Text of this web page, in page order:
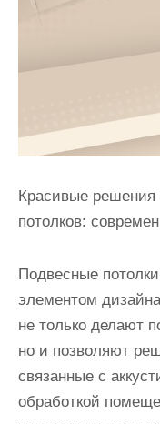
Красивые
потолков:
Подвесные
элементом
не только делают
но и позволяют
связанные с
обработкой